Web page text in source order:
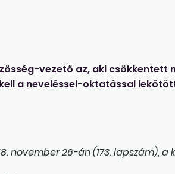
vezető az, aki csökkentett
a neveléssel-oktatással
november 26-án (173. lapszám), a